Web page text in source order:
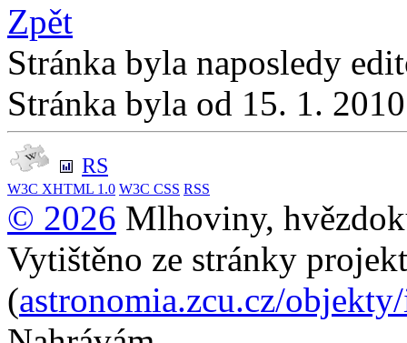
Zpět
Stránka byla naposledy
Stránka byla od 15. 1.
RS
W3C XHTML 1.0 W3C CSS RSS
© 2026 Mlhoviny,
Vytištěno ze stránky
(astronomia.zcu.cz/